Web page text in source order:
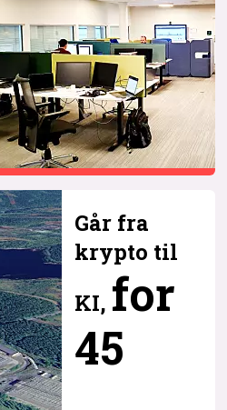
Går fra
krypto til
KI, for
45